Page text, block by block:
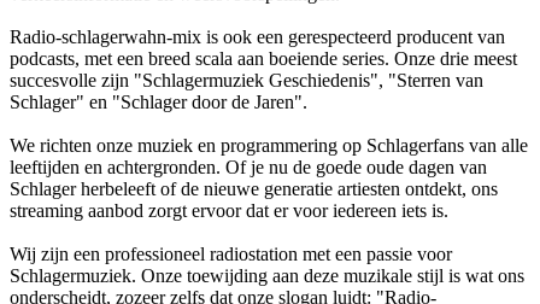
Radio-schlagerwahn-mix is ook een gerespecteerd producent van
podcasts, met een breed scala aan boeiende series. Onze drie meest
succesvolle zijn "Schlagermuziek Geschiedenis", "Sterren van
Schlager" en "Schlager door de Jaren".
We richten onze muziek en programmering op Schlagerfans van alle
leeftijden en achtergronden. Of je nu de goede oude dagen van
Schlager herbeleeft of de nieuwe generatie artiesten ontdekt, ons
streaming aanbod zorgt ervoor dat er voor iedereen iets is.
Wij zijn een professioneel radiostation met een passie voor
Schlagermuziek. Onze toewijding aan deze muzikale stijl is wat ons
onderscheidt, zozeer zelfs dat onze slogan luidt: "Radio-